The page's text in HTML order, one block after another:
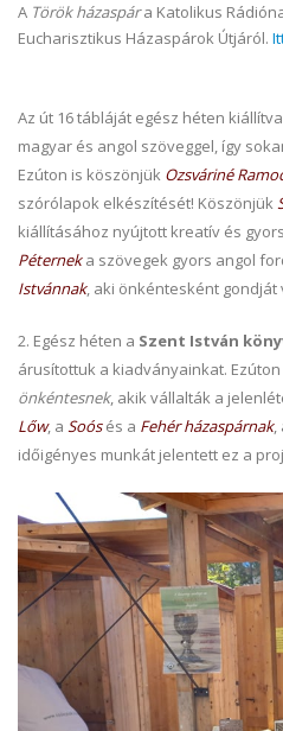
A Török házaspára Katolikus
Eucharisztikus Házaspárok Útjáról.
Az út 16 tábláját egész héten
magyar és angol szöveggel, így
Ezúton is köszönjük Ozsváriné
szórólapok elkészítését! Köszönjük
kiállításához nyújtott kreatív és
Péternek a szövegek gyors angol
Istvánnak, aki önkéntesként
2. Egész héten a Szent István
árusítottuk a kiadványainkat.
önkéntesnek, akik vállalták a
Lőw, a Soósés a Fehér házaspárnak,
időigényes munkát jelentett ez a